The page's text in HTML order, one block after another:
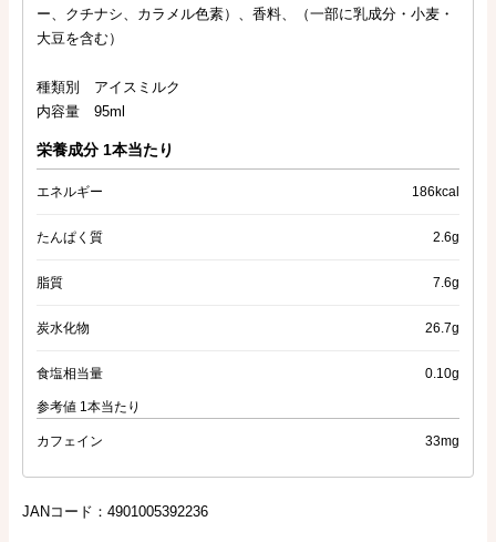
ー、クチナシ、カラメル色素）、香料、（一部に乳成分・小麦・
大豆を含む）
種類別 アイスミルク
内容量 95ml
栄養成分 1本当たり
エネルギー 186kcal
たんぱく質 2.6g
脂質 7.6g
炭水化物 26.7g
食塩相当量 0.10g
参考値 1本当たり
カフェイン 33mg
JANコード：4901005392236